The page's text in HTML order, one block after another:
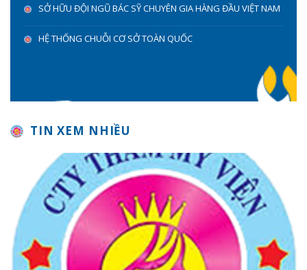
SỞ HỮU ĐỘI NGŨ BÁC SỸ CHUYÊN GIA HÀNG ĐẦU VIỆT NAM
HỆ THỐNG CHUỖI CƠ SỞ TOÀN QUỐC
TIN XEM NHIỀU